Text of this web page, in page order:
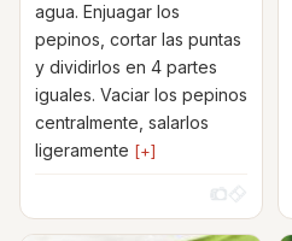
agua. Enjuagar los
pepinos, cortar las puntas
y dividirlos en 4 partes
iguales. Vaciar los pepinos
centralmente, salarlos
ligeramente [+]